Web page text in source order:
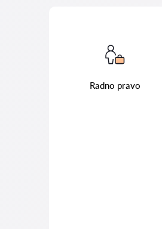
Radno pravo